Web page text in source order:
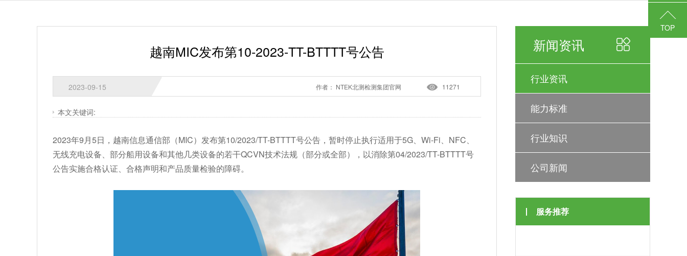
新闻资讯
行业资讯
能力标准
行业知识
公司新闻
服务推荐
越南MIC发布第10-2023-TT-BTTTT号公告
2023-09-15 11271
作者： NTEK北测检测集团官网
本文关键词:
2023年9月5日，越南信息通信部（MIC）发布第10/2023/TT-BTTTT号公告，暂时停止执行适用于5G、Wi-Fi、NFC、
无线充电设备、部分船用设备和其他几类设备的若干QCVN技术法规（部分或全部），以消除第04/2023/TT-BTTTT号
公告实施合格认证、合格声明和产品质量检验的障碍。
TOP